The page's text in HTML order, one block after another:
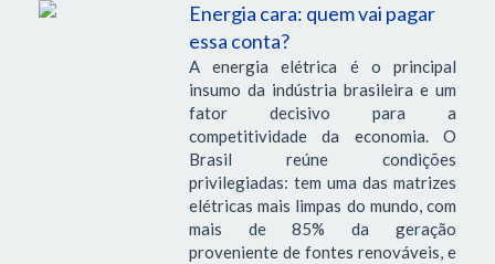
Energia cara: quem vai pagar
essa conta?
A energia elétrica é o principal
insumo da indústria brasileira e um
fator decisivo para a
competitividade da economia. O
Brasil reúne condições
privilegiadas: tem uma das matrizes
elétricas mais limpas do mundo, com
mais de 85% da geração
proveniente de fontes renováveis, e